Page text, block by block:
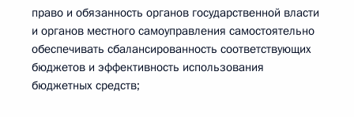
право и обязанность органов государственной власти
и органов местного самоуправления самостоятельно
обеспечивать сбалансированность соответствующих
бюджетов и эффективность использования
бюджетных средств;